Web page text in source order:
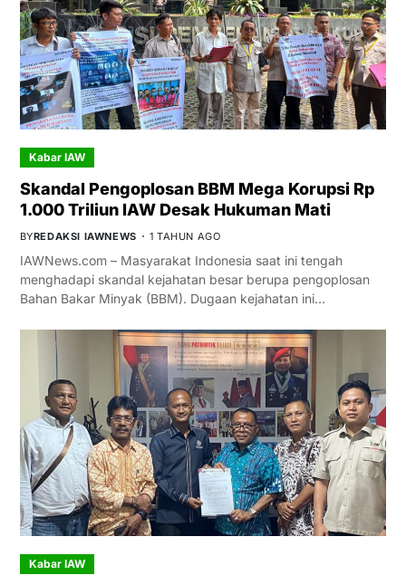
Kabar IAW
Skandal Pengoplosan BBM Mega Korupsi Rp
1.000 Triliun IAW Desak Hukuman Mati
BYREDAKSI IAWNEWS 1 TAHUN AGO
IAWNews.com – Masyarakat Indonesia saat ini tengah
menghadapi skandal kejahatan besar berupa pengoplosan
Bahan Bakar Minyak (BBM). Dugaan kejahatan ini…
Kabar IAW